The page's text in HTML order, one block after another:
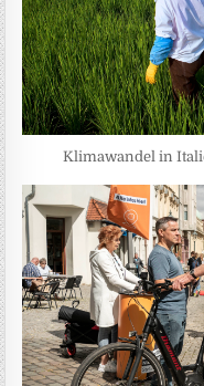
Klimawandel in